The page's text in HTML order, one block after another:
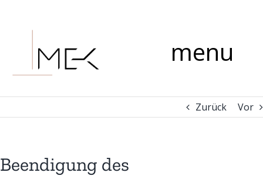
menu
Zurück Vor
Beendigung des